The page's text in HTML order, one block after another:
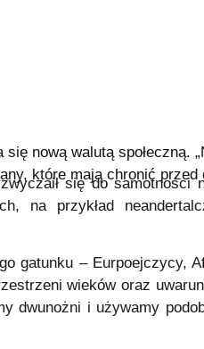
nową walutą społeczną.
które mają chronić
się do samotności
na przykład
gatunku – Eurpoejczycy,
wieków oraz
dwunożni i używamy